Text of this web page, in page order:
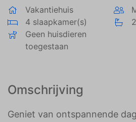
Vakantiehuis
4 slaapkamer(s)
Geen huisdieren
toegestaan
Omschrijving
Geniet van ontspannende